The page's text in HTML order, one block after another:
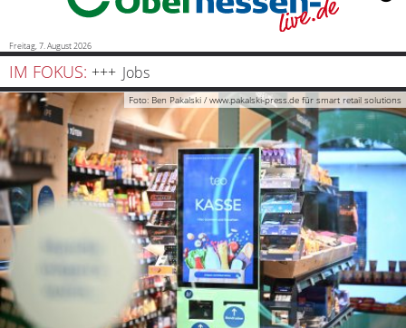
Sport
Politik
Bauen
und
Wohnen
Freizeit
Gesellschaft
Gesundheit
Kultur
Lifestyle
Freitag, 7. August 2026
IM FOKUS: Jobs
Foto: Ben Pakalski / www.pakalski-press.de für smart retail solutions